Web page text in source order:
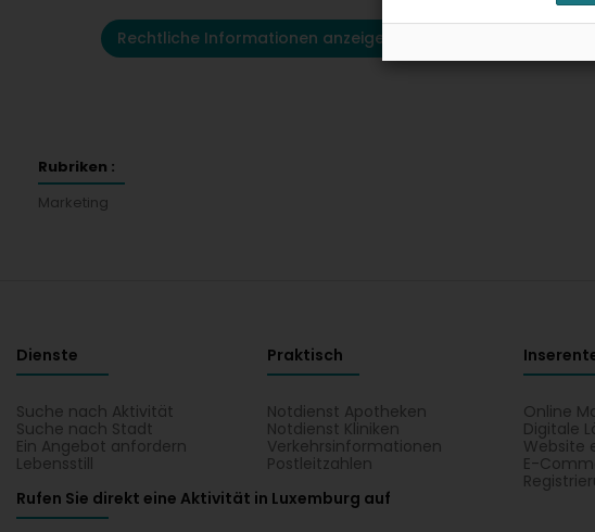
Rechtliche Informationen anzeigen
Rubriken :
Marketing
Dienste
Suche nach Aktivität
Suche nach Stadt
Ein Angebot anfordern
Lebensstill
Praktisch
Notdienst Apotheken
Notdienst Kliniken
Verkehrsinformationen
Postleitzahlen
Online
Digitale
Website
E-
Rufen Sie direkt eine Aktivität in Luxemburg auf